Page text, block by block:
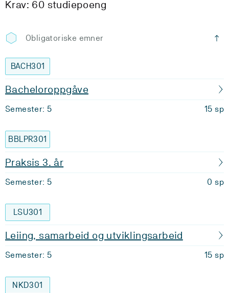
Krav: 60 studiepoeng
Obligatoriske emner
BACH301
Bacheloroppgåve
Semester: 5 15 sp
BBLPR301
Praksis 3. år
Semester: 5 0 sp
LSU301
Leiing, samarbeid og utviklingsarbeid
Semester: 5 15 sp
NKD301